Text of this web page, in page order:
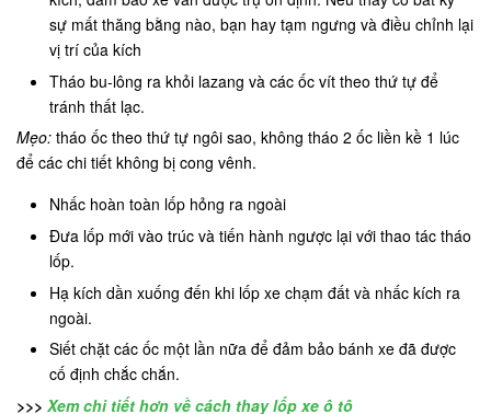
sự mất thăng bằng nào, bạn hay tạm ngưng và điều chỉnh lại
vị trí của kích
Tháo bu-lông ra khỏi lazang và các ốc vít theo thứ tự để
tránh thất lạc.
Mẹo: tháo ốc theo thứ tự ngôi sao, không tháo 2 ốc liền kề 1 lúc
để các chi tiết không bị cong vênh.
Nhấc hoàn toàn lốp hỏng ra ngoài
Đưa lốp mới vào trúc và tiến hành ngược lại với thao tác tháo
lốp.
Hạ kích dần xuống đến khi lốp xe chạm đất và nhấc kích ra
ngoài.
Siết chặt các ốc một lần nữa để đảm bảo bánh xe đã được
cố định chắc chắn.
>>> Xem chi tiết hơn về cách thay lốp xe ô tô